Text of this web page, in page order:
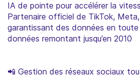
IA de pointe pour accélérer la
Partenaire officiel de TikTok,
garantissant des données en
données remontant jusqu’en 2010
📲 Gestion des réseaux sociaux